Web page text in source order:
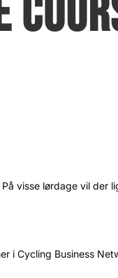
visse lørdage vil
i Cycling Business